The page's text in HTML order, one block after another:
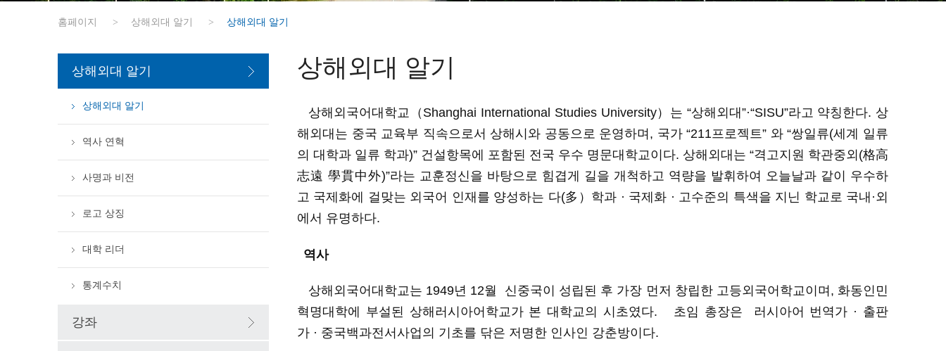
홈페이지 > 상해외대 알기 > 상해외대 알기
상해외대 알기
상해외대 알기
역사 연혁
사명과 비전
로고 상징
대학 리더
통계수치
강좌
상해외대 알기
상해외국어대학교（ Shanghai International Studies University）는 “상해외대”·“SISU”라고 약칭한다. 상
해외대는 중국 교육부 직속으로서 상해시와 공동으로 운영하며 , 국가 “211프로젝트” 와 “쌍일류(세계 일류
의 대학과 일류 학과)” 건설항목에 포함된 전국 우수 명문대학교이다. 상해외대는 “격고지원 학관중외 (格高
志遠 學貫中外)”라는 교훈정신을 바탕으로 힘겹게 길을 개척하고 역량을 발휘하여 오늘날과 같이
우수하
고 국제화에 걸맞는 외국어 인재를 양성하는 다(多）학과 · 국제화 · 고수준의 특색을 지닌 학교로 국내 ·외
에서 유명하다.
역사
상해외국어대학교는 1949년 12월 신중국이 성립된 후 가장 먼저 창립한 고등외국어 학교 이 며 , 화동인민
혁명대학에 부설된 상해러시아어학교 가 본 대학교의 시초였다. 초임 총장은 러시아어 번역가 · 출판
가 · 중국백과전서사업의 기초를 닦은 저명한 인사인 강춘방이다.